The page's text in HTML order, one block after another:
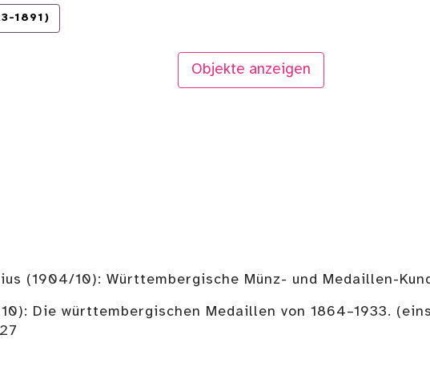
1891)
Objekte anzeigen
(1904/10): Württembergische Münz- und Medaillen-
Die württembergischen Medaillen von 1864–1933.